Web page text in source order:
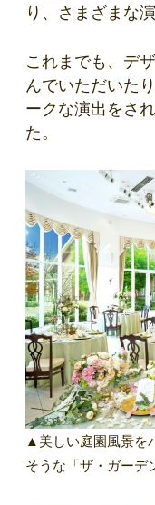
り、さまざまな
これまでも、デ
んでいただいた
ークな演出をさ
た。
▲美しい庭園風景を
そうな「ザ・ガーデ